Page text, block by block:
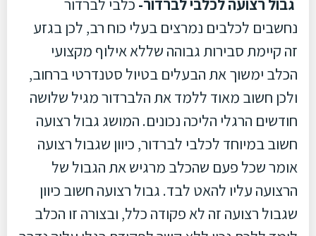
גבול רצועה לכלבי לברדור-כלבי לברדור
נחשבים לכלבים נמרצים בעלי כוח רב, לכן בגזע
זה קיימת סבירות גבוהה שללא אילוף מקצועי
הכלב ימשוך את הבעלים בטיול סטנדרטי ברחוב,
ולכן חשוב מאוד ללמד את הלברדור מגיל שלושה
חודשים הרגלי הליכה נכונים. המושג גבול רצועה
חשוב במיוחד לכלבי לברדור, כיוון שגבול רצועה
אומר שכל פעם שהכלב מרגיש את הגבול של
הרצועה עליו להאט לבד. גבול רצועה חשוב כיוון
שגבול רצועה זה לא פקודה כלל, ובצורה זו הכלב